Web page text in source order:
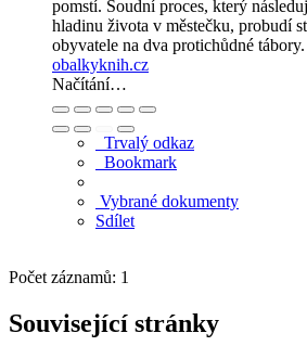
pomstí. Soudní proces, který
hladinu života v městečku, probudí
obyvatele na dva protichůdné tábory.
obalkyknih.cz
Načítání…
Trvalý odkaz
Bookmark
Vybrané dokumenty
Sdílet
Počet záznamů: 1
Související stránky